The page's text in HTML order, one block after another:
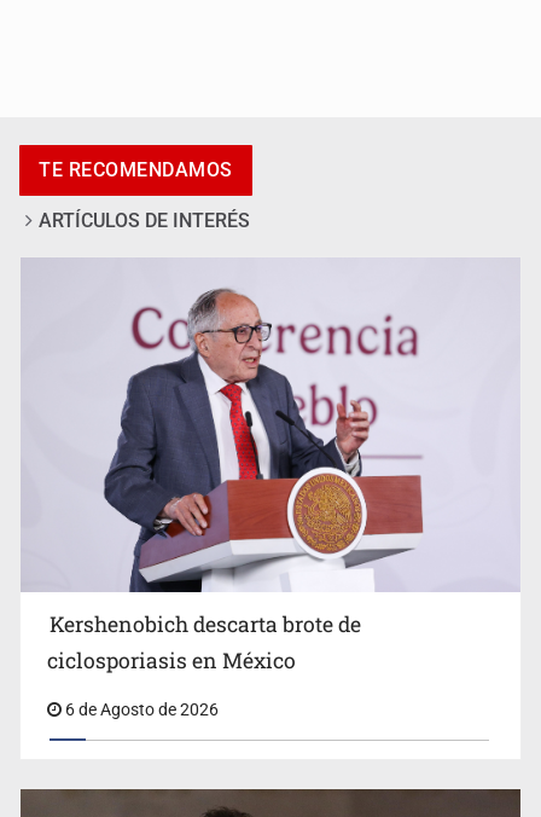
en Oblatos
Advierten retrocesos en transparencia tras desaparición
del INAI
TE RECOMENDAMOS
ARTÍCULOS DE INTERÉS
Kershenobich descarta brote de
ciclosporiasis en México
6 de Agosto de 2026